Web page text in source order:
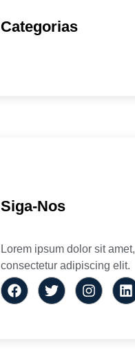
Categorias
Siga-Nos
Lorem ipsum dolor sit amet,
consectetur adipiscing elit.